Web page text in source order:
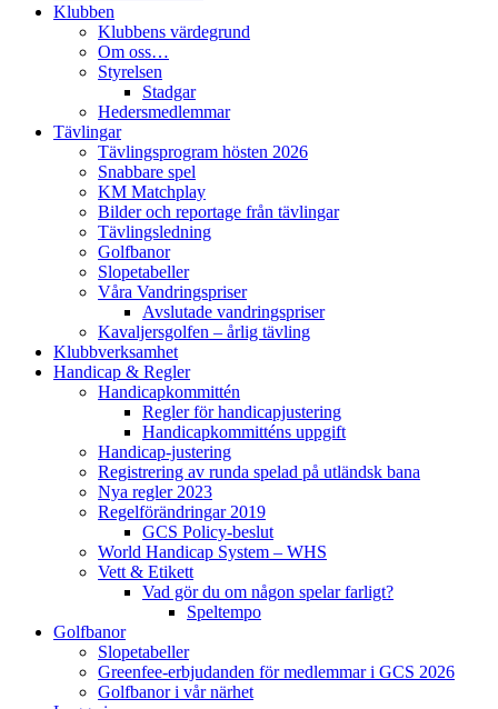
Klubben
Klubbens värdegrund
Om oss…
Styrelsen
Stadgar
Hedersmedlemmar
Tävlingar
Tävlingsprogram hösten 2026
Snabbare spel
KM Matchplay
Bilder och reportage från tävlingar
Tävlingsledning
Golfbanor
Slopetabeller
Våra Vandringspriser
Avslutade vandringspriser
Kavaljersgolfen – årlig tävling
Klubbverksamhet
Handicap & Regler
Handicapkommittén
Regler för handicapjustering
Handicapkommitténs uppgift
Handicap-justering
Registrering av runda spelad på utländsk bana
Nya regler 2023
Regelförändringar 2019
GCS Policy-beslut
World Handicap System – WHS
Vett & Etikett
Vad gör du om någon spelar farligt?
Speltempo
Golfbanor
Slopetabeller
Greenfee-erbjudanden för medlemmar i GCS 2026
Golfbanor i vår närhet